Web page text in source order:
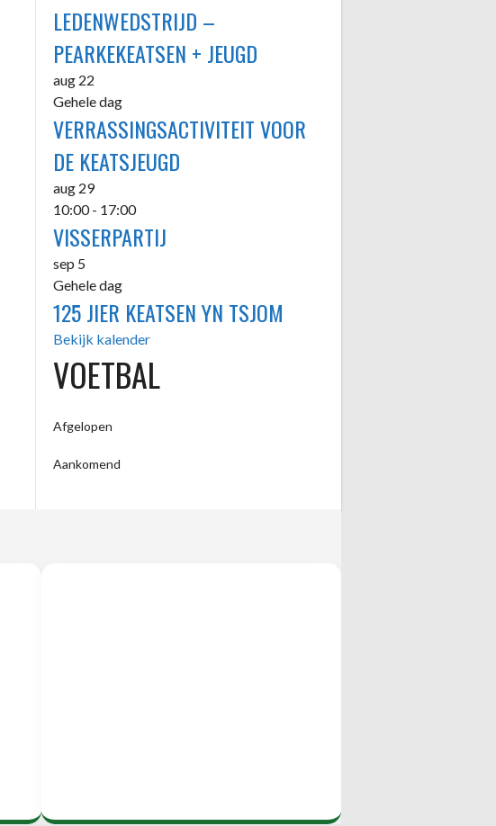
LEDENWEDSTRIJD –
PEARKEKEATSEN + JEUGD
aug 22
Gehele dag
VERRASSINGSACTIVITEIT VOOR
DE KEATSJEUGD
aug 29
10:00- 17:00
VISSERPARTIJ
sep 5
Gehele dag
125 JIER KEATSEN YN TSJOM
Bekijk kalender
VOETBAL
Afgelopen
Aankomend